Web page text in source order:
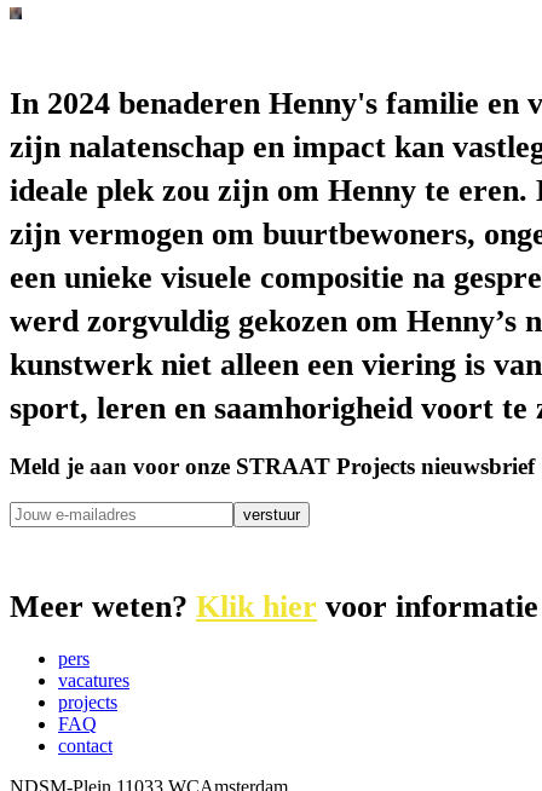
In 2024 benaderen Henny's familie en
zijn nalatenschap en impact kan
ideale plek zou zijn om Henny te
zijn vermogen om buurtbewoners,
een unieke visuele compositie na
werd zorgvuldig gekozen om Henny’s
kunstwerk niet alleen een viering is
sport, leren en saamhorigheid voort te
Meld je aan voor onze STRAAT Projects nieuwsbrief
verstuur
Meer weten? Klik hier voor
pers
vacatures
projects
FAQ
contact